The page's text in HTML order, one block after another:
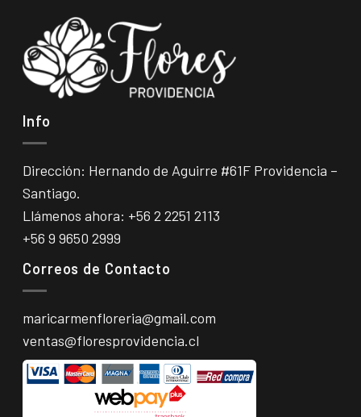
Info
Dirección: Hernando de Aguirre #61F Providencia –
Santiago.
Llámenos ahora: +56 2 2251 2113
+56 9 9650 2999
Correos de Contacto
maricarmenfloreria@gmail.com
ventas@floresprovidencia.cl